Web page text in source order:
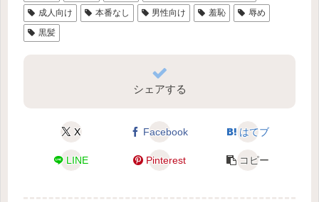
成人向け
本番なし 男性向け 羞恥
辱め
黒髪
シェアする
X Facebook はてブ
LINE Pinterest コピー